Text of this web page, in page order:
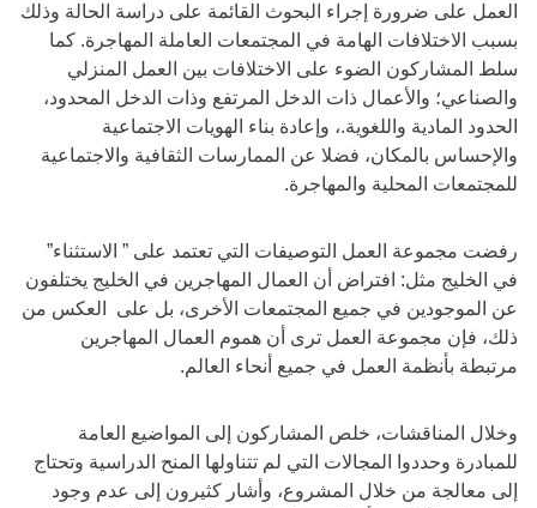
العمل على ضرورة إجراء البحوث القائمة على دراسة الحالة وذلك
بسبب الاختلافات الهامة في المجتمعات العاملة المهاجرة. كما
سلط المشاركون الضوء على الاختلافات بين العمل المنزلي
والصناعي؛ والأعمال ذات الدخل المرتفع وذات الدخل المحدود،
الحدود المادية واللغوية.، وإعادة بناء الهويات الاجتماعية
والإحساس بالمكان، فضلا عن الممارسات الثقافية والاجتماعية
للمجتمعات المحلية والمهاجرة.
رفضت مجموعة العمل التوصيفات التي تعتمد على ” الاستثناء”
في الخليج مثل: افتراض أن العمال المهاجرين في الخليج يختلفون
عن الموجودين في جميع المجتمعات الأخرى، بل على العكس من
ذلك، فإن مجموعة العمل ترى أن هموم العمال المهاجرين
مرتبطة بأنظمة العمل في جميع أنحاء العالم.
وخلال المناقشات، خلص المشاركون إلى المواضيع العامة
للمبادرة وحددوا المجالات التي لم تتناولها المنح الدراسية وتحتاج
إلى معالجة من خلال المشروع، وأشار كثيرون إلى عدم وجود